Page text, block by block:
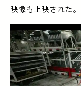
映像も上映された。